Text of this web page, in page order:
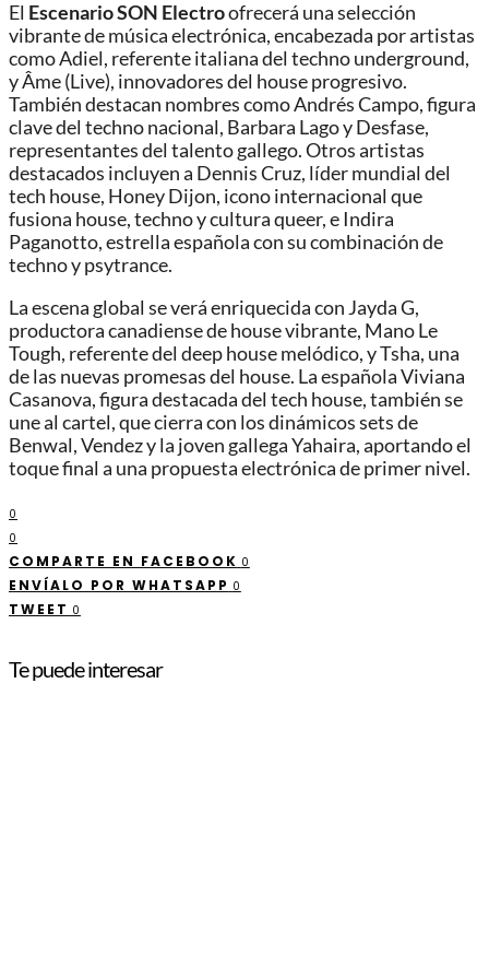
El Escenario SON Electroofrecerá una selección
vibrante de música electrónica, encabezada por artistas
como Adiel, referente italiana del techno underground,
y Âme (Live), innovadores del house progresivo.
También destacan nombres como Andrés Campo, figura
clave del techno nacional, Barbara Lago y Desfase,
representantes del talento gallego. Otros artistas
destacados incluyen a Dennis Cruz, líder mundial del
tech house, Honey Dijon, icono internacional que
fusiona house, techno y cultura queer, e Indira
Paganotto, estrella española con su combinación de
techno y psytrance.
La escena global se verá enriquecida con Jayda G,
productora canadiense de house vibrante, Mano Le
Tough, referente del deep house melódico, y Tsha, una
de las nuevas promesas del house. La española Viviana
Casanova, figura destacada del tech house, también se
une al cartel, que cierra con los dinámicos sets de
Benwal, Vendez y la joven gallega Yahaira, aportando el
toque final a una propuesta electrónica de primer nivel.
0
0
COMPARTE EN FACEBOOK 0
ENVÍALO POR WHATSAPP 0
TWEET 0
Te puede interesar